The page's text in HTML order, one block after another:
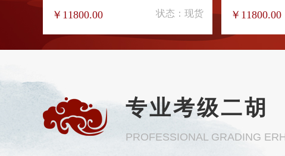
￥11800.00
状态：现货
￥11800.00
专业考级二胡
PROFESSIONAL GRADING